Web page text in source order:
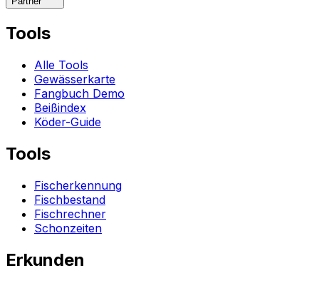
Tools
Alle Tools
Gewässerkarte
Fangbuch Demo
Beißindex
Köder-Guide
Tools
Fischerkennung
Fischbestand
Fischrechner
Schonzeiten
Erkunden